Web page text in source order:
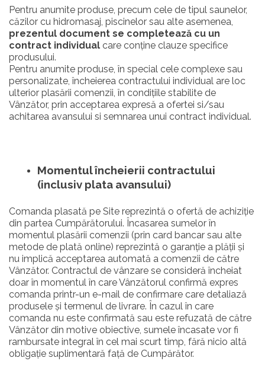
Pentru anumite produse, precum cele de tipul saunelor,
căzilor cu hidromasaj, piscinelor sau alte asemenea,
prezentul document se completează cu un
contract individual care conține clauze specifice
produsului.
Pentru anumite produse, în special cele complexe sau
personalizate, încheierea contractului individual are loc
ulterior plasării comenzii, în condițiile stabilite de
Vânzător, prin acceptarea expresă a ofertei si/sau
achitarea avansului si semnarea unui contract individual.
Momentul încheierii contractului
(inclusiv plata avansului)
Comanda plasată pe Site reprezintă o ofertă de achiziție
din partea Cumpărătorului. Încasarea sumelor în
momentul plasării comenzii (prin card bancar sau alte
metode de plată online) reprezintă o garanție a plății și
nu implică acceptarea automată a comenzii de către
Vânzător. Contractul de vânzare se consideră încheiat
doar în momentul în care Vânzătorul confirmă expres
comanda printr-un e-mail de confirmare care detaliază
produsele și termenul de livrare. În cazul în care
comanda nu este confirmată sau este refuzată de către
Vânzător din motive obiective, sumele încasate vor fi
rambursate integral în cel mai scurt timp, fără nicio altă
obligație suplimentară față de Cumpărător.